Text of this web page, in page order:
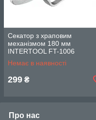
Секатор з храповим
механізмом 180 мм
INTERTOOL FT-1006
Немає в наявності
299 ₴
Про нас